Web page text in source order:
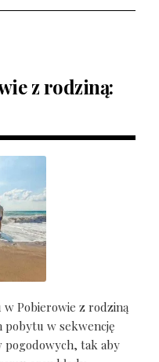
z rodziną:
w Pobierowie z rodziną
pobytu w sekwencję
tak aby